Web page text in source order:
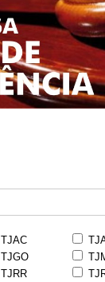
TJAC
TJGO
TJRR